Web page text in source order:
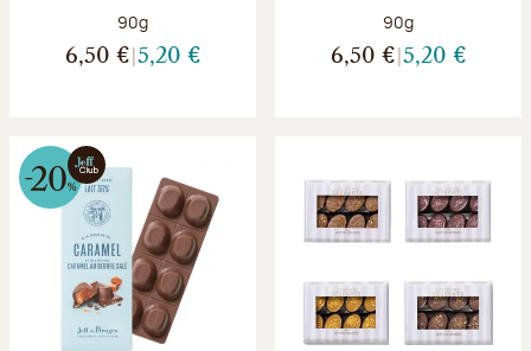
Poids net :
90g
6,50 € 5,20 €
Poids net :
90g
6,50 € 5,20 €